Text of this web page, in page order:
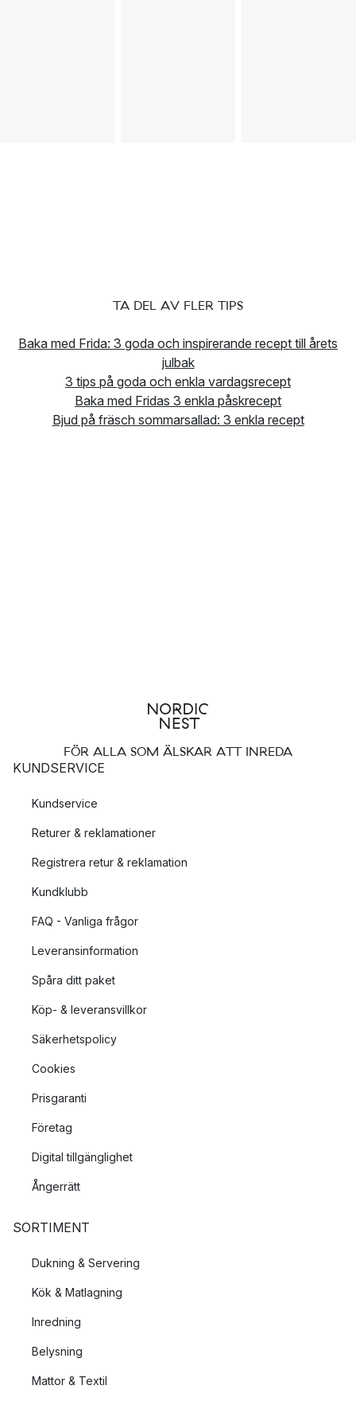
TA DEL AV FLER TIPS
Baka med Frida: 3 goda och inspirerande recept till årets
julbak
3 tips på goda och enkla vardagsrecept
Baka med Fridas 3 enkla påskrecept
Bjud på fräsch sommarsallad: 3 enkla recept
FÖR ALLA SOM ÄLSKAR ATT INREDA
KUNDSERVICE
Kundservice
Returer & reklamationer
Registrera retur & reklamation
Kundklubb
FAQ - Vanliga frågor
Leveransinformation
Spåra ditt paket
Köp- & leveransvillkor
Säkerhetspolicy
Cookies
Prisgaranti
Företag
Digital tillgänglighet
Ångerrätt
SORTIMENT
Dukning & Servering
Kök & Matlagning
Inredning
Belysning
Mattor & Textil